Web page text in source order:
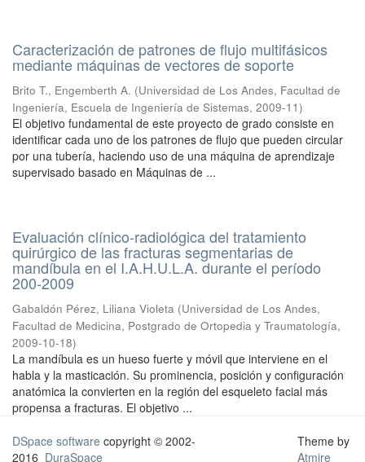
Caracterización de patrones de flujo multifásicos
mediante máquinas de vectores de soporte
Brito T., Engemberth A. (Universidad de Los Andes, Facultad de
Ingeniería, Escuela de Ingeniería de Sistemas, 2009-11)
El objetivo fundamental de este proyecto de grado consiste en
identificar cada uno de los patrones de flujo que pueden circular
por una tubería, haciendo uso de una máquina de aprendizaje
supervisado basado en Máquinas de ...
Evaluación clínico-radiológica del tratamiento
quirúrgico de las fracturas segmentarias de
mandíbula en el I.A.H.U.L.A. durante el período
200-2009
Gabaldón Pérez, Liliana Violeta (Universidad de Los Andes,
Facultad de Medicina, Postgrado de Ortopedia y Traumatología,
2009-10-18)
La mandíbula es un hueso fuerte y móvil que interviene en el
habla y la masticación. Su prominencia, posición y configuración
anatómica la convierten en la región del esqueleto facial más
propensa a fracturas. El objetivo ...
DSpace software copyright © 2002-
2016 DuraSpace
Theme by
Atmire